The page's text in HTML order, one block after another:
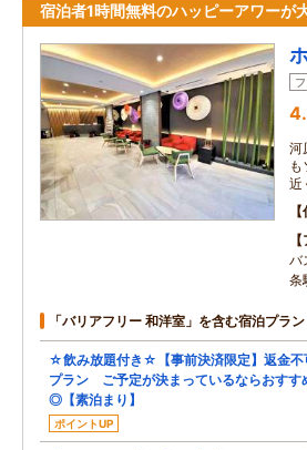
宿泊者1時間無料のハッピーアワーが
河
近
バ
条
「バリアフリー 和洋室」を含む宿泊プラン
☆飲み放題付き☆【事前決済限定】返金不
プラン ご予定が決まっているならおすす
◎【素泊まり】
ポイントUP